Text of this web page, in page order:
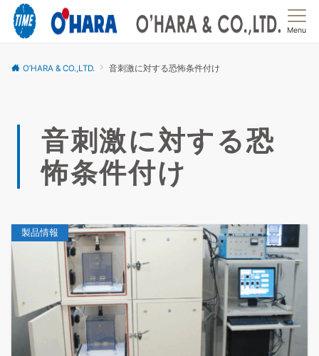
Menu
O’HARA & CO.,LTD. 音刺激に対する恐怖条件付け
音刺激に対する恐
怖条件付け
製品情報